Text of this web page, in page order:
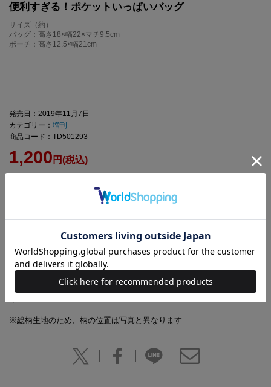
便利すぎる！ポケットいっぱいバッグ
サイズ（約）
バッグ：高さ18×幅22×マチ9.5cm
ポーチ：高さ12.5×幅21cm
発売日：2019年11月7日
カテゴリー： 増刊
商品コード：TD501293
1,200 円(税込)
※増刊号の誌面内容は『大人のおしゃれ手帖12
月号』に対し、一部掲載していない記事がありま
す
※総柄生地のため、柄の位置は写真と異なります